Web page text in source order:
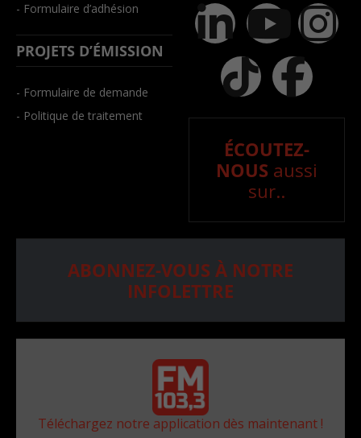
- Formulaire d’adhésion
PROJETS D’ÉMISSION
- Formulaire de demande
- Politique de traitement
ÉCOUTEZ-
NOUS aussi
sur..
ABONNEZ-VOUS À NOTRE
INFOLETTRE
Téléchargez notre application dès maintenant !